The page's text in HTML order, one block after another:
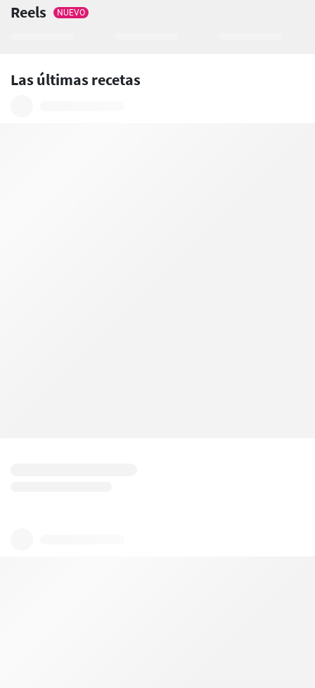
Reels NUEVO
Las últimas recetas